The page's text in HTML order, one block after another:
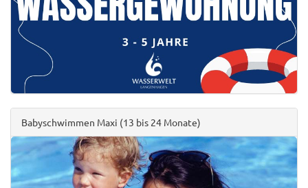
Babyschwimmen Maxi (13 bis 24 Monate)